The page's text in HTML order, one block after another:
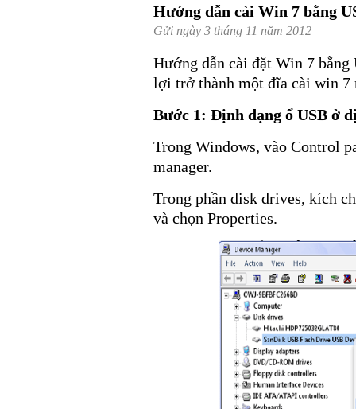
Hướng dẫn cài Win 7 bằng
Gửi ngày 3 tháng 11 năm 2012
Hướng dẫn cài đặt Win 7
lợi trở thành một đĩa cài win 7
Bước 1: Định dạng ổ USB ở
Trong Windows, vào Control
manager.
Trong phần disk drives, kích
và chọn Properties.